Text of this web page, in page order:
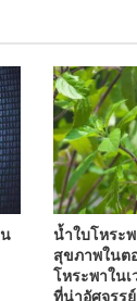
น้ำใบโหระ
สุขภาพในต
โหระพาใน
ที่น่าอัศจรรย์